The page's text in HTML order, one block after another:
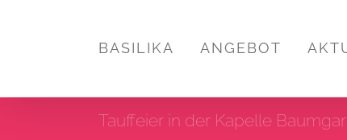
BASILIKA ANGEBOT
Tauffeier in der Kapelle